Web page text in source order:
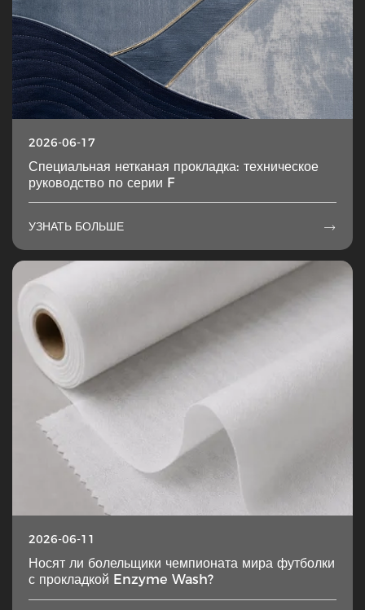
2026-06-17
Специальная нетканая прокладка: техническое
руководство по серии F
УЗНАТЬ БОЛЬШЕ 
2026-06-11
Носят ли болельщики чемпионата мира футболки
с прокладкой Enzyme Wash?